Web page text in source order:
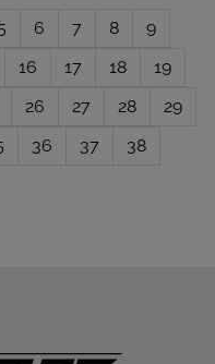
6 7 8
9
16 17 18
19
26 27 28
29
36 37
38